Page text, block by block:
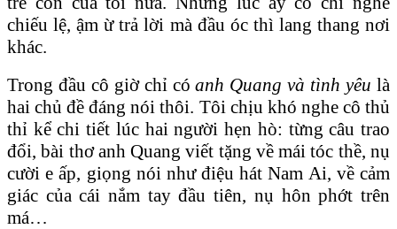
chiếu lệ, ậm ừ trả lời mà đầu óc thì lang thang nơi
khác.
Trong đầu cô giờ chỉ cóanh Quang và tình yêu là
hai chủ đề đáng nói thôi. Tôi chịu khó nghe cô thủ
thỉ kể chi tiết lúc hai người hẹn hò: từng câu trao
đổi, bài thơ anh Quang viết tặng về mái tóc thề, nụ
cười e ấp, giọng nói như điệu hát Nam Ai, về cảm
giác của cái nắm tay đầu tiên, nụ hôn phớt trên
má…